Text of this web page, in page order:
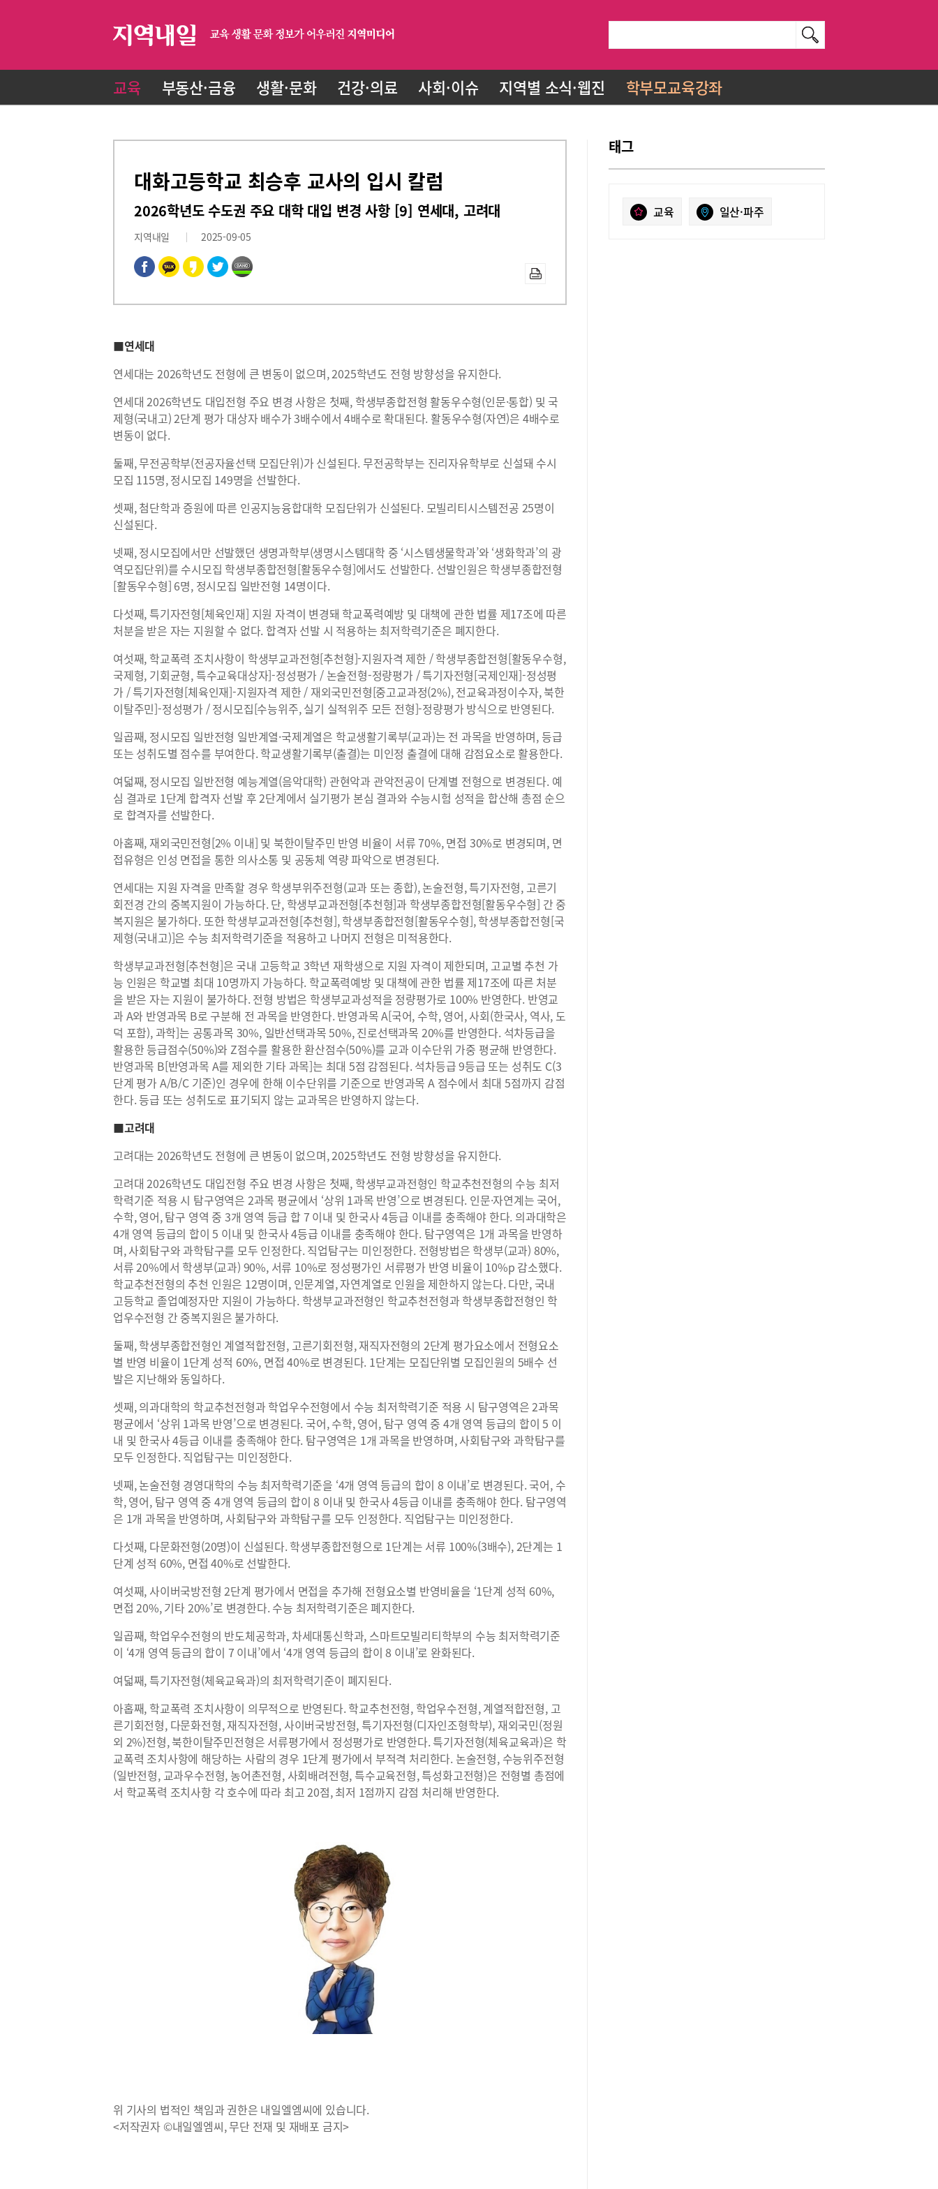
교육 부동산·금융 생활·문화 건강·의료 사회·이슈 지역별 소식·웹진 학부모교육강좌
대화고등학교 최승후 교사의 입시 칼럼
2026학년도 수도권 주요 대학 대입 변경 사항 [9] 연세대, 고려대
지역내일 2025-09-05
■연세대
연세대는 2026학년도 전형에 큰 변동이 없으며, 2025학년도 전형 방향성을 유지한다.
연세대 2026학년도 대입전형 주요 변경 사항은 첫째, 학생부종합전형 활동우수형(인문·통합) 및 국
제형(국내고) 2단계 평가 대상자 배수가 3배수에서 4배수로 확대된다. 활동우수형(자연)은 4배수로
변동이 없다.
둘째, 무전공학부(전공자율선택 모집단위)가 신설된다. 무전공학부는 진리자유학부로 신설돼 수시
모집 115명, 정시모집 149명을 선발한다.
셋째, 첨단학과 증원에 따른 인공지능융합대학 모집단위가 신설된다. 모빌리티시스템전공 25명이
신설된다.
넷째, 정시모집에서만 선발했던 생명과학부(생명시스템대학 중 ‘시스템생물학과’와 ‘생화학과’의 광
역모집단위)를 수시모집 학생부종합전형[활동우수형]에서도 선발한다. 선발인원은 학생부종합전형
[활동우수형] 6명, 정시모집 일반전형 14명이다.
다섯째, 특기자전형[체육인재] 지원 자격이 변경돼 학교폭력예방 및 대책에 관한 법률 제17조에 따른
처분을 받은 자는 지원할 수 없다. 합격자 선발 시 적용하는 최저학력기준은 폐지한다.
여섯째, 학교폭력 조치사항이 학생부교과전형[추천형]-지원자격 제한 / 학생부종합전형[활동우수형,
국제형, 기회균형, 특수교육대상자]-정성평가 / 논술전형-정량평가 / 특기자전형[국제인재]-정성평
가 / 특기자전형[체육인재]-지원자격 제한 / 재외국민전형[중고교과정(2%), 전교육과정이수자, 북한
이탈주민]-정성평가 / 정시모집[수능위주, 실기 실적위주 모든 전형]-정량평가 방식으로 반영된다.
일곱째, 정시모집 일반전형 일반계열·국제계열은 학교생활기록부(교과)는 전 과목을 반영하며, 등급
또는 성취도별 점수를 부여한다. 학교생활기록부(출결)는 미인정 출결에 대해 감점요소로 활용한다.
여덟째, 정시모집 일반전형 예능계열(음악대학) 관현악과 관악전공이 단계별 전형으로 변경된다. 예
심 결과로 1단계 합격자 선발 후 2단계에서 실기평가 본심 결과와 수능시험 성적을 합산해 총점 순으
로 합격자를 선발한다.
아홉째, 재외국민전형[2% 이내] 및 북한이탈주민 반영 비율이 서류 70%, 면접 30%로 변경되며, 면
접유형은 인성 면접을 통한 의사소통 및 공동체 역량 파악으로 변경된다.
연세대는 지원 자격을 만족할 경우 학생부위주전형(교과 또는 종합), 논술전형, 특기자전형, 고른기
회전경 간의 중복지원이 가능하다. 단, 학생부교과전형[추천형]과 학생부종합전형[활동우수형] 간 중
복지원은 불가하다. 또한 학생부교과전형[추천형], 학생부종합전형[활동우수형], 학생부종합전형[국
제형(국내고)]은 수능 최저학력기준을 적용하고 나머지 전형은 미적용한다.
학생부교과전형[추천형]은 국내 고등학교 3학년 재학생으로 지원 자격이 제한되며, 고교별 추천 가
능 인원은 학교별 최대 10명까지 가능하다. 학교폭력예방 및 대책에 관한 법률 제17조에 따른 처분
을 받은 자는 지원이 불가하다. 전형 방법은 학생부교과성적을 정량평가로 100% 반영한다. 반영교
과 A와 반영과목 B로 구분해 전 과목을 반영한다. 반영과목 A[국어, 수학, 영어, 사회(한국사, 역사, 도
덕 포함), 과학]는 공통과목 30%, 일반선택과목 50%, 진로선택과목 20%를 반영한다. 석차등급을
활용한 등급점수(50%)와 Z점수를 활용한 환산점수(50%)를 교과 이수단위 가중 평균해 반영한다.
반영과목 B[반영과목 A를 제외한 기타 과목]는 최대 5점 감점된다. 석차등급 9등급 또는 성취도 C(3
단계 평가 A/B/C 기준)인 경우에 한해 이수단위를 기준으로 반영과목 A 점수에서 최대 5점까지 감점
한다. 등급 또는 성취도로 표기되지 않는 교과목은 반영하지 않는다.
■고려대
고려대는 2026학년도 전형에 큰 변동이 없으며, 2025학년도 전형 방향성을 유지한다.
고려대 2026학년도 대입전형 주요 변경 사항은 첫째, 학생부교과전형인 학교추천전형의 수능 최저
학력기준 적용 시 탐구영역은 2과목 평균에서 ‘상위 1과목 반영’으로 변경된다. 인문·자연계는 국어,
수학, 영어, 탐구 영역 중 3개 영역 등급 합 7 이내 및 한국사 4등급 이내를 충족해야 한다. 의과대학은
4개 영역 등급의 합이 5 이내 및 한국사 4등급 이내를 충족해야 한다. 탐구영역은 1개 과목을 반영하
며, 사회탐구와 과학탐구를 모두 인정한다. 직업탐구는 미인정한다. 전형방법은 학생부(교과) 80%,
서류 20%에서 학생부(교과) 90%, 서류 10%로 정성평가인 서류평가 반영 비율이 10%p 감소했다.
학교추천전형의 추천 인원은 12명이며, 인문계열, 자연계열로 인원을 제한하지 않는다. 다만, 국내
고등학교 졸업예정자만 지원이 가능하다. 학생부교과전형인 학교추천전형과 학생부종합전형인 학
업우수전형 간 중복지원은 불가하다.
둘째, 학생부종합전형인 계열적합전형, 고른기회전형, 재직자전형의 2단계 평가요소에서 전형요소
별 반영 비율이 1단계 성적 60%, 면접 40%로 변경된다. 1단계는 모집단위별 모집인원의 5배수 선
발은 지난해와 동일하다.
셋째, 의과대학의 학교추천전형과 학업우수전형에서 수능 최저학력기준 적용 시 탐구영역은 2과목
평균에서 ‘상위 1과목 반영’으로 변경된다. 국어, 수학, 영어, 탐구 영역 중 4개 영역 등급의 합이 5 이
내 및 한국사 4등급 이내를 충족해야 한다. 탐구영역은 1개 과목을 반영하며, 사회탐구와 과학탐구를
모두 인정한다. 직업탐구는 미인정한다.
넷째, 논술전형 경영대학의 수능 최저학력기준을 ‘4개 영역 등급의 합이 8 이내’로 변경된다. 국어, 수
학, 영어, 탐구 영역 중 4개 영역 등급의 합이 8 이내 및 한국사 4등급 이내를 충족해야 한다. 탐구영역
은 1개 과목을 반영하며, 사회탐구와 과학탐구를 모두 인정한다. 직업탐구는 미인정한다.
다섯째, 다문화전형(20명)이 신설된다. 학생부종합전형으로 1단계는 서류 100%(3배수), 2단계는 1
단계 성적 60%, 면접 40%로 선발한다.
여섯째, 사이버국방전형 2단계 평가에서 면접을 추가해 전형요소별 반영비율을 ‘1단계 성적 60%,
면접 20%, 기타 20%’로 변경한다. 수능 최저학력기준은 폐지한다.
일곱째, 학업우수전형의 반도체공학과, 차세대통신학과, 스마트모빌리티학부의 수능 최저학력기준
이 ‘4개 영역 등급의 합이 7 이내’에서 ‘4개 영역 등급의 합이 8 이내’로 완화된다.
여덟째, 특기자전형(체육교육과)의 최저학력기준이 폐지된다.
아홉째, 학교폭력 조치사항이 의무적으로 반영된다. 학교추천전형, 학업우수전형, 계열적합전형, 고
른기회전형, 다문화전형, 재직자전형, 사이버국방전형, 특기자전형(디자인조형학부), 재외국민(정원
외 2%)전형, 북한이탈주민전형은 서류평가에서 정성평가로 반영한다. 특기자전형(체육교육과)은 학
교폭력 조치사항에 해당하는 사람의 경우 1단계 평가에서 부적격 처리한다. 논술전형, 수능위주전형
(일반전형, 교과우수전형, 농어촌전형, 사회배려전형, 특수교육전형, 특성화고전형)은 전형별 총점에
서 학교폭력 조치사항 각 호수에 따라 최고 20점, 최저 1점까지 감점 처리해 반영한다.
위 기사의 법적인 책임과 권한은 내일엘엠씨에 있습니다.
<저작권자 ©내일엘엠씨, 무단 전재 및 재배포 금지>
태그
교육 일산·파주